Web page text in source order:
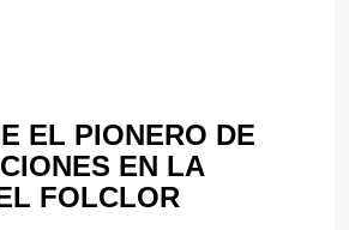
EL PIONERO DE
EN LA
FOLCLOR